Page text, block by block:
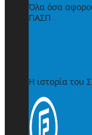
Όλα όσα
ΠΑΣΠ
Η ιστορία του